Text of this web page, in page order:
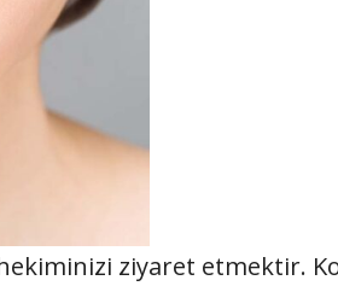
ziyaret etmektir.